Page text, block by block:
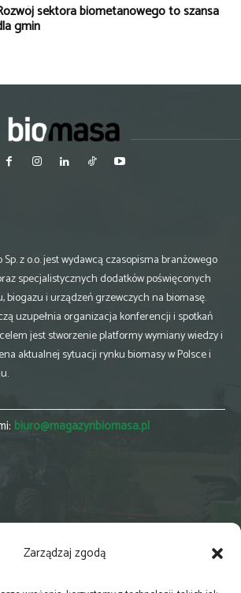
Zarządzaj zgodą
sektora biometanowego to szansa
gmin
z o.o. jest wydawcą czasopisma branżowego
specjalistycznych dodatków poświęconych
biogazu i urządzeń grzewczych na biomasę.
uzupełnia organizacja konferencji i spotkań
jest stworzenie platformy wymiany wiedzy i
aktualnej sytuacji rynku biomasy w Polsce i
biuro@magazynbiomasa.pl